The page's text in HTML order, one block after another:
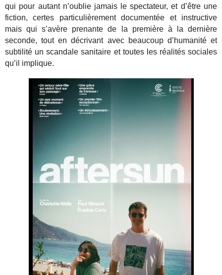
qui pour autant n’oublie jamais le spectateur, et d’être une
fiction, certes particulièrement documentée et instructive
mais qui s’avère prenante de la première à la dernière
seconde, tout en décrivant avec beaucoup d’humanité et
subtilité un scandale sanitaire et toutes les réalités sociales
qu’il implique.